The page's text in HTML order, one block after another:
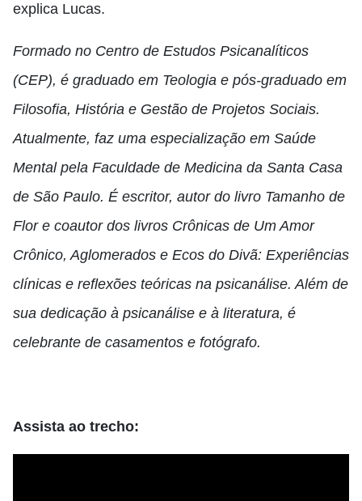
explica Lucas.
Formado no Centro de Estudos Psicanalíticos
(CEP), é graduado em Teologia e pós-graduado em
Filosofia, História e Gestão de Projetos Sociais.
Atualmente, faz uma especialização em Saúde
Mental pela Faculdade de Medicina da Santa Casa
de São Paulo. É escritor, autor do livro Tamanho de
Flor e coautor dos livros Crônicas de Um Amor
Crônico, Aglomerados e Ecos do Divã: Experiências
clínicas e reflexões teóricas na psicanálise. Além de
sua dedicação à psicanálise e à literatura, é
celebrante de casamentos e fotógrafo.
Assista ao trecho: